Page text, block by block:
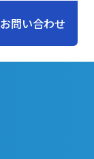
お問い合わせ